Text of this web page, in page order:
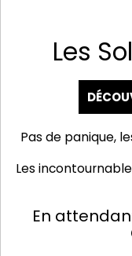
Les
Pas de panique,
Les
En